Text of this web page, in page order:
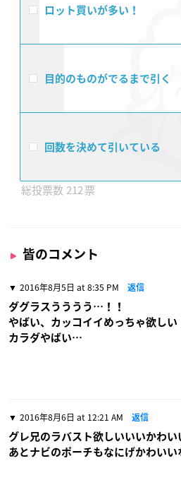
ロット買いが多い！
目的のものがでるまで引く
回数を決めて引いている
212
皆のコメント
2016年8月5日 at 8:35 PM 返信
ダグラスうううう…！！
やばい、カッコイイめっちゃ欲しい
カラダやばい…
2016年8月6日 at 12:21 AM 返信
グレ兄のラバスト欲しいいいかわい
あとナビのポーチもなにげかわいい